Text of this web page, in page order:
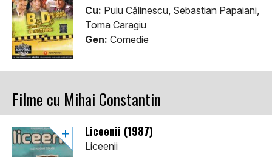
Cu: Puiu Călinescu, Sebastian Papaiani,
Toma Caragiu
Gen: Comedie
Filme cu Mihai Constantin
Liceenii (1987)
Liceenii